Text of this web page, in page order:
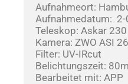
Aufnahmeort:
Aufnahmedatum:
Teleskop: Askar 230
Kamera: ZWO ASI
Filter: UV-IRcut
Belichtungszeit:
Bearbeitet mit: APP